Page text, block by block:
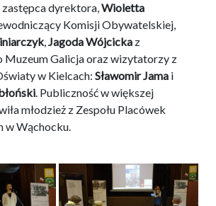
zastępca dyrektora,Wioletta
Komisji Obywatelskiej,
,Jagoda Wójcickaz
Muzeum Galicja oraz wizytatorzy z
w Kielcach: Sławomir Jamai
. Publiczność w większej
młodzież z Zespołu Placówek
w Wąchocku.